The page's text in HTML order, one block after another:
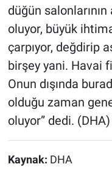
düğün
oluyor, büyük
çarpıyor, değdirip
birşey yani. Havai
Onun dışında
olduğu zaman
oluyor” dedi. (DHA)
Kaynak: DHA